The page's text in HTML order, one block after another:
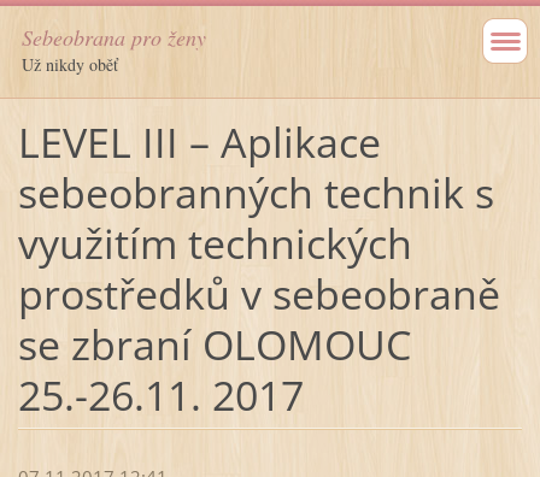
Sebeobrana pro ženy
Už nikdy oběť
LEVEL III – Aplikace
sebeobranných technik s
využitím technických
prostředků v sebeobraně
se zbraní OLOMOUC
25.-26.11. 2017